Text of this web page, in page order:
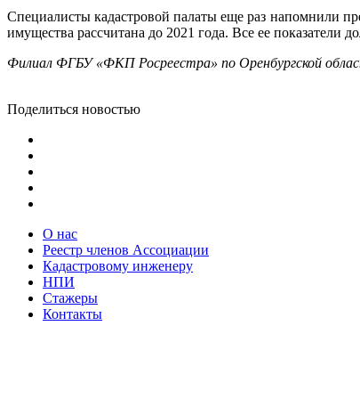
Специалисты кадастровой палаты еще раз напомнили
имущества рассчитана до 2021 года. Все ее
Филиал ФГБУ «ФКП Росреестра» по Оренбургской
Поделиться новостью
О нас
Реестр членов Ассоциации
Кадастровому инженеру
НПИ
Стажеры
Контакты